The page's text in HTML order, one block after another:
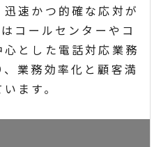
速かつ的確な応対が
コールセンターやコ
とした電話対応業務
業務効率化と顧客満
ます。